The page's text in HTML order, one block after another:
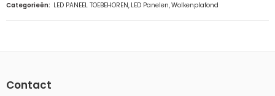
Categorieën: LED PANEEL TOEBEHOREN, LED Panelen,Wolkenplafond
Contact